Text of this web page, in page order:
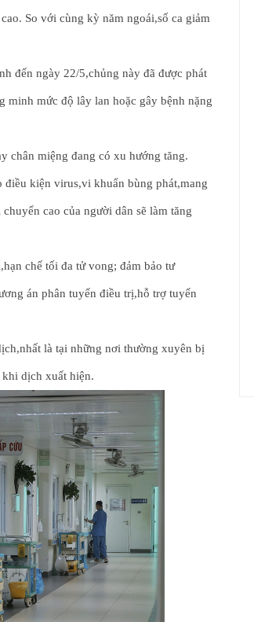
So với cùng kỳ năm ngoái,số ca giảm
đến ngày 22/5,chủng này đã được phát
minh mức độ lây lan hoặc gây bệnh nặng
chân miệng đang có xu hướng tăng.
kiện virus,vi khuẩn bùng phát,mang
cao của người dân sẽ làm tăng
chế tối đa tử vong; đảm bảo tư
án phân tuyến điều trị,hỗ trợ tuyến
là tại những nơi thường xuyên bị
dịch xuất hiện.